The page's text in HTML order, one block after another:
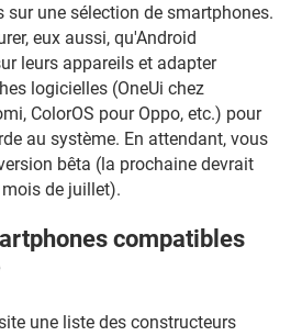
une sélection de smartphones.
eux aussi, qu'Android
leurs appareils et adapter
logicielles (OneUi chez
ColorOS pour Oppo, etc.) pour
au système. En attendant, vous
bêta (la prochaine devrait
de juillet).
compatibles
une liste des constructeurs